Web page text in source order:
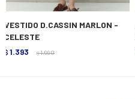
VESTIDO D.CASSIN MARLON -
CELESTE
$ 1.393 $ 1.990